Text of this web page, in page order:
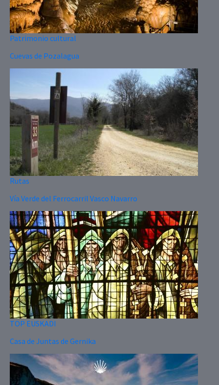
Patrimonio cultural
Cuevas de Pozalagua
Rutas
Vía Verde del Ferrocarril Vasco Navarro
TOP EUSKADI
Casa de Juntas de Gernika